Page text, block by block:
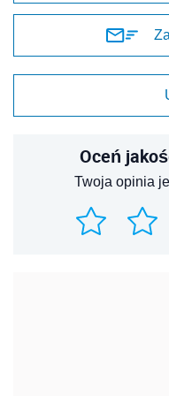
Oceń
Twoja opinia